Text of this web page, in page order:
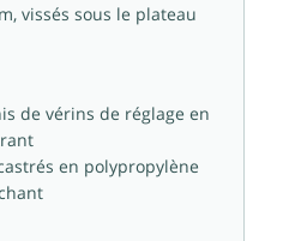
vissés sous le plateau
de vérins de réglage en
en polypropylène